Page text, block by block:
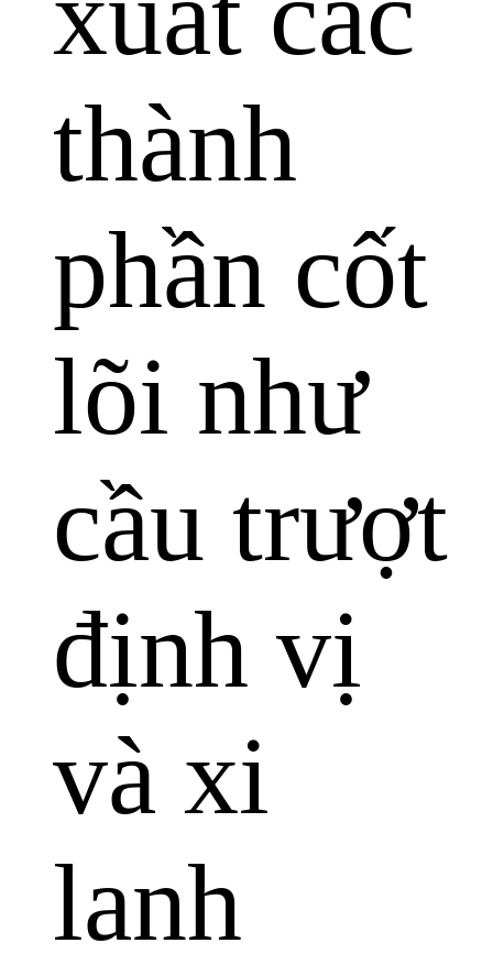
thành
phần cốt
lõi như
cầu trượt
định vị
và xi
lanh